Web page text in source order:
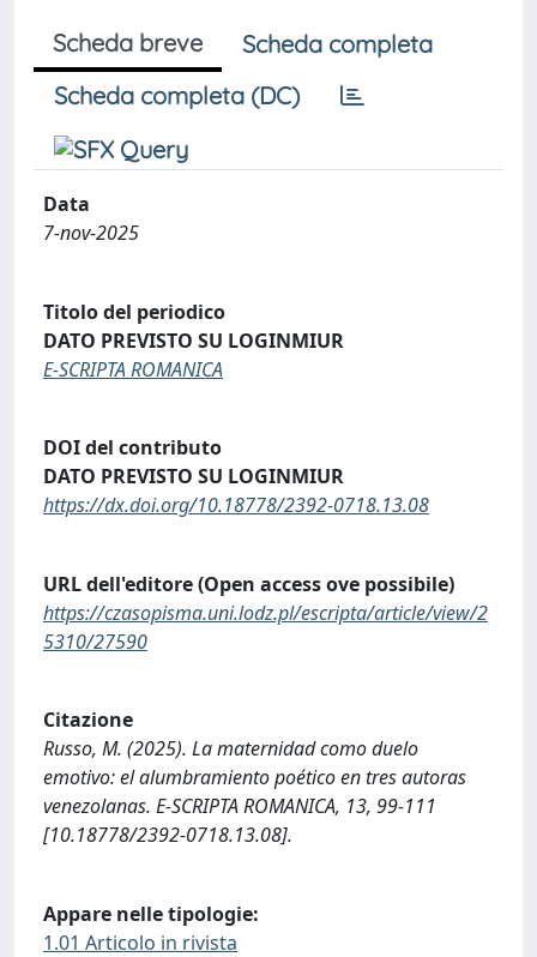
Scheda breve
Scheda completa
Scheda completa (DC)
Data
7-nov-2025
Titolo del periodico
DATO PREVISTO SU LOGINMIUR
E-SCRIPTA ROMANICA
DOI del contributo
DATO PREVISTO SU LOGINMIUR
https://dx.doi.org/10.18778/2392-0718.13.08
URL dell'editore (Open access ove possibile)
https://czasopisma.uni.lodz.pl/escripta/article/view/2
5310/27590
Citazione
Russo, M. (2025). La maternidad como duelo
emotivo: el alumbramiento poético en tres autoras
venezolanas. E-SCRIPTA ROMANICA, 13, 99-111
[10.18778/2392-0718.13.08].
Appare nelle tipologie:
1.01 Articolo in rivista